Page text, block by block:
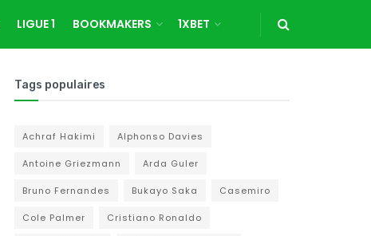
LIGUE 1 BOOKMAKERS 1XBET
Tags populaires
Achraf Hakimi Alphonso Davies
Antoine Griezmann Arda Guler
Bruno Fernandes Bukayo Saka Casemiro
Cole Palmer Cristiano Ronaldo